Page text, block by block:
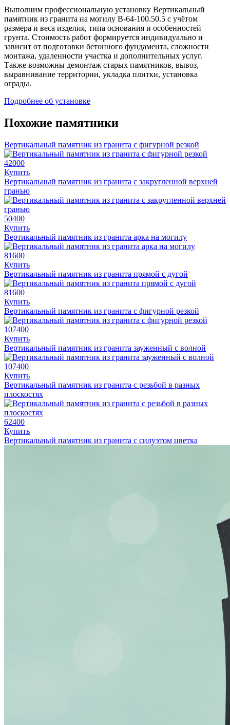
Выполним профессиональную установку Вертикальный
памятник из гранита на могилу В-64-100.50.5 с учётом
размера и веса изделия, типа основания и особенностей
грунта. Стоимость работ формируется индивидуально и
зависит от подготовки бетонного фундамента, сложности
монтажа, удаленности участка и дополнительных услуг.
Также возможны демонтаж старых памятников, вывоз,
выравнивание территории, укладка плитки, установка
ограды.
Подробнее об установке
Похожие памятники
Вертикальный памятник из гранита с фигурной резкой
42000
Купить
Вертикальный памятник из гранита с закругленной верхней
гранью
50400
Купить
Вертикальный памятник из гранита арка на могилу
81600
Купить
Вертикальный памятник из гранита прямой с дугой
81600
Купить
Вертикальный памятник из гранита с фигурной резкой
107400
Купить
Вертикальный памятник из гранита зауженный с волной
107400
Купить
Вертикальный памятник из гранита с резьбой в разных
плоскостях
62400
Купить
Вертикальный памятник из гранита с силуэтом цветка